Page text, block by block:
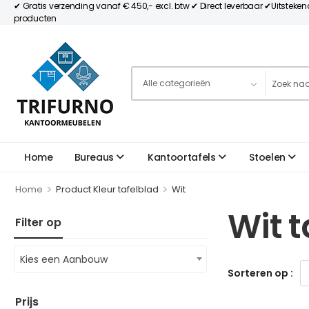
✔ Gratis verzending vanaf € 450,- excl. btw ✔ Direct leverbaar
producten
Home Bureaus Kantoortafels Stoelen
Home > Product Kleur tafelblad > Wit
Filter op
Kies een Aanbouw
Prijs
Wit
Sorteren op :